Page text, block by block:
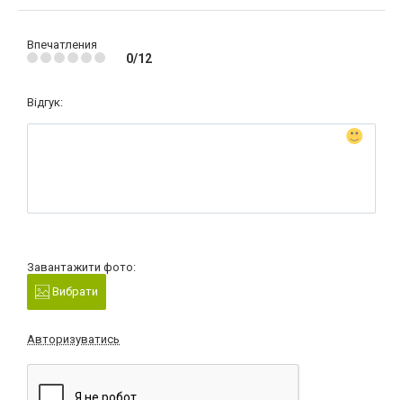
Впечатления
0/12
Відгук:
Завантажити фото:
Вибрати
Авторизуватись